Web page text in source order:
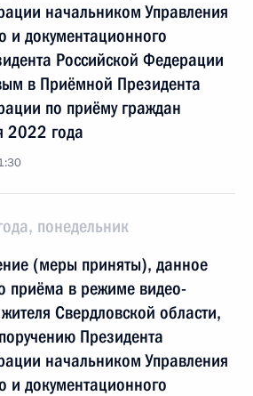
начальником Управления
и документационного
Российской Федерации
в Приёмной Президента
по приёму граждан
2022 года
понедельник
(меры приняты), данное
приёма в режиме видео-
Свердловской области,
Президента
начальником Управления
и документационного